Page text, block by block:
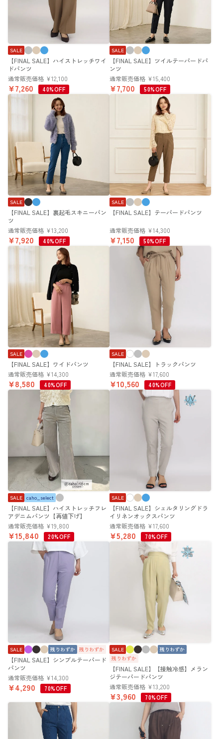
【FINAL SALE】ハイストレッチワイ
ドパンツ
SALE
通常販売価格 ¥12,100
¥7,260 40%OFF
【FINAL SALE】ツイルテーパードパ
ンツ
SALE
通常販売価格 ¥15,400
¥7,700 50%OFF
【FINAL SALE】裏起毛スキニーパン
ツ
SALE
通常販売価格 ¥13,200
¥7,920 40%OFF
【FINAL SALE】テーパードパンツ
SALE
通常販売価格 ¥14,300
¥7,150 50%OFF
【FINAL SALE】ワイドパンツ
SALE
通常販売価格 ¥14,300
¥8,580 40%OFF
【FINAL SALE】トラックパンツ
SALE
通常販売価格 ¥17,600
¥10,560 40%OFF
【FINAL SALE】ハイストレッチフレ
アデニムパンツ【再値下げ】
SALE caho_select
通常販売価格 ¥19,800
¥15,840 20%OFF
【FINAL SALE】シェルタリングドラ
イリネンオックスパンツ
SALE
通常販売価格 ¥17,600
¥5,280 70%OFF
【FINAL SALE】シンプルテーパード
パンツ
SALE 残りわずか 残りわずか
通常販売価格 ¥14,300
¥4,290 70%OFF
【FINAL SALE】【接触冷感】メラン
ジテーパードパンツ
SALE
残りわずか
残りわずか
通常販売価格 ¥13,200
¥3,960 70%OFF